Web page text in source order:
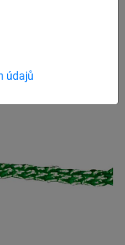
údajů